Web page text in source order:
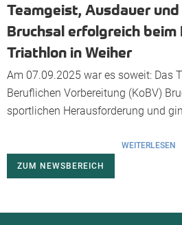
Teamgeist, Ausdauer
Bruchsal erfolgreich beim
Triathlon in Weiher
Am 07.09.2025 war es soweit: Das
Beruflichen Vorbereitung (KoBV)
sportlichen Herausforderung und
klaren Ziel: Gemeinsam
Für die KoBV-Staffel traten an:
Lebenshilfe Bruchsal-Bretten
WEITERLESEN
ZUM NEWSBEREICH